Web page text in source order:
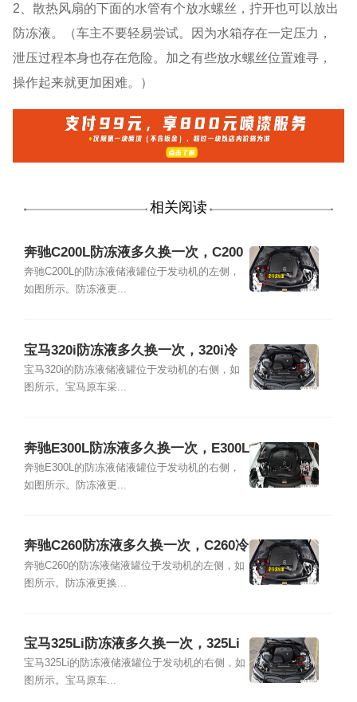
2、散热风扇的下面的水管有个放水螺丝，拧开也可以放出
防冻液。（车主不要轻易尝试。因为水箱存在一定压力，
泄压过程本身也存在危险。加之有些放水螺丝位置难寻，
操作起来就更加困难。）
相关阅读
奔驰C200L防冻液多久换一次，C200
L冷却液加注及更换教程
奔驰C200L的防冻液储液罐位于发动机的左侧，
如图所示。防冻液更...
宝马320i防冻液多久换一次，320i冷
却液加注及更换教程
宝马320i的防冻液储液罐位于发动机的右侧，如
图所示。宝马原车采...
奔驰E300L防冻液多久换一次，E300L
冷却液加注及更换教程
奔驰E300L的防冻液储液罐位于发动机的右侧，
如图所示。防冻液更...
奔驰C260防冻液多久换一次，C260冷
却液加注及更换教程
奔驰C260的防冻液储液罐位于发动机的左侧，如
图所示。防冻液更换...
宝马325Li防冻液多久换一次，325Li
冷却液加注及更换教程
宝马325Li的防冻液储液罐位于发动机的右侧，如
图所示。宝马原车...